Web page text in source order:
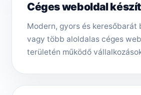
Céges weboldal
Modern, gyors és keresőbarát
vagy több aloldalas céges
területén működő